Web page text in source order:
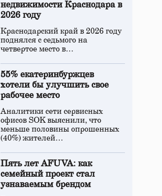
недвижимости Краснодара в
2026 году
Краснодарский край в 2026 году
поднялся с седьмого на
четвертое место в…
55% екатеринбуржцев
хотели бы улучшить свое
рабочее место
Аналитики сети сервисных
офисов SOK выяснили, что
меньше половины опрошенных
(40%) жителей…
Пять лет AFUVA: как
семейный проект стал
узнаваемым брендом